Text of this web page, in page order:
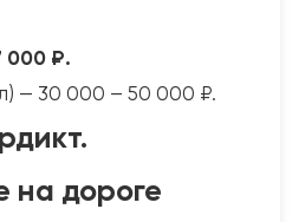
000 ₽.
— 30 000 – 50 000 ₽.
на дороге